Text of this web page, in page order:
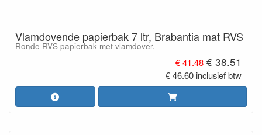
Vlamdovende papierbak 7 ltr, Brabantia mat RVS
Ronde RVS papierbak met vlamdover.
€ 41.48 € 38.51
€ 46.60 inclusief btw